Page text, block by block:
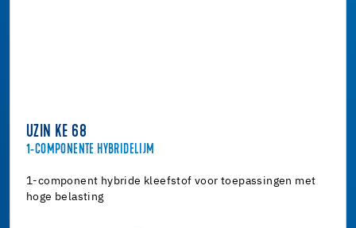
UZIN KE 68
1-COMPONENTE HYBRIDELIJM
1-component hybride kleefstof voor toepassingen met
hoge belasting